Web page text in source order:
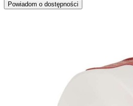
Powiadom o dostępności